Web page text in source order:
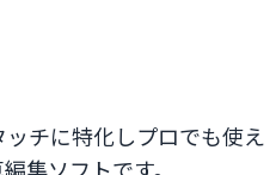
チに特化しプロでも使え